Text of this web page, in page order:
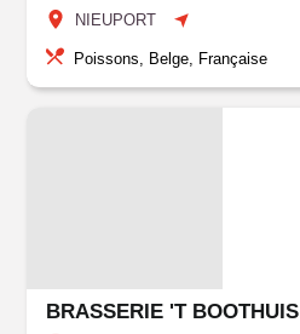
NIEUPORT
Poissons, Belge, Française
BRASSERIE 'T BOOTHUIS